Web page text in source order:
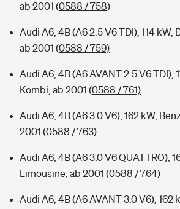
ab 2001 (0588 / 758)
Audi A6, 4B (A6 2.5 V6 TDI), 114 kW,
ab 2001 (0588 / 759)
Audi A6, 4B (A6 AVANT 2.5 V6 TDI),
Kombi, ab 2001 (0588 / 761)
Audi A6, 4B (A6 3.0 V6), 162 kW,
2001 (0588 / 763)
Audi A6, 4B (A6 3.0 V6 QUATTRO),
Limousine, ab 2001 (0588 / 764)
Audi A6, 4B (A6 AVANT 3.0 V6), 162